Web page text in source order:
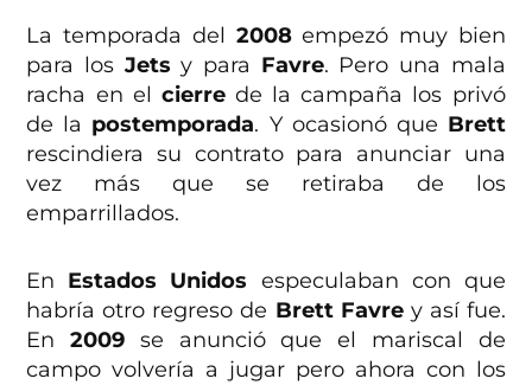
La temporada del 2008empezó muy bien
para los Jets y para Favre. Pero una mala
racha en el cierrede la campaña los privó
de la postemporada. Y ocasionó que Brett
rescindiera su contrato para anunciar una
vez más que se retiraba de los
emparrillados.
En Estados Unidos especulaban con que
habría otro regreso de Brett Favrey así fue.
En2009 se anunció que el mariscal de
campo volvería a jugar pero ahora con los